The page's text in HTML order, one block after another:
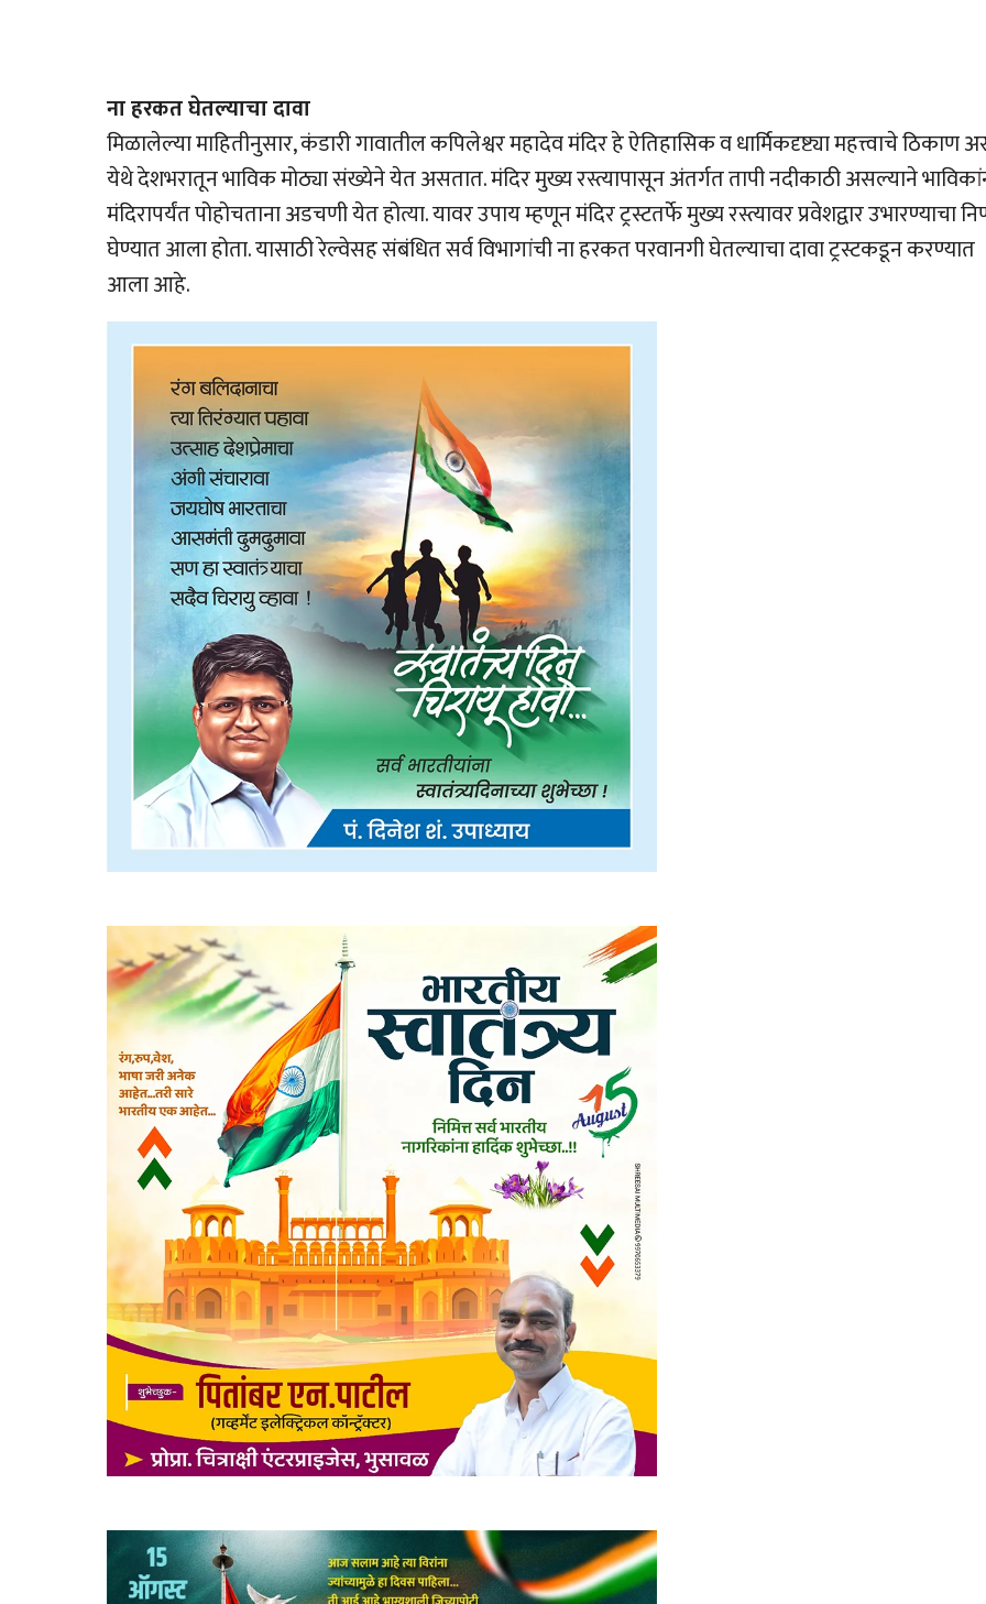
ना हरकत घेतल्याचा दावा
मिळालेल्या माहितीनुसार, कंडारी गावातील कपिलेश्वर महादेव मंदिर हे ऐतिहासिक व धार्मिकदृष्ट्या महत्त्वाचे ठिकाण
येथे देशभरातून भाविक मोठ्या संख्येने येत असतात. मंदिर मुख्य रस्त्यापासून अंतर्गत तापी नदीकाठी असल्याने
मंदिरापर्यंत पोहोचताना अडचणी येत होत्या. यावर उपाय म्हणून मंदिर ट्रस्टतर्फे मुख्य रस्त्यावर प्रवेशद्वार उभारण्याचा
घेण्यात आला होता. यासाठी रेल्वेसह संबंधित सर्व विभागांची ना हरकत परवानगी घेतल्याचा दावा ट्रस्टकडून करण्यात
आला आहे.